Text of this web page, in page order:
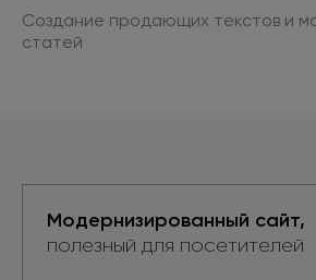
Создание продающих текстов и
статей
Модернизированный сайт,
полезный для посетителей